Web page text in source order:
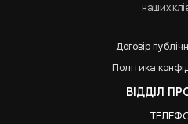
наших
Договір
Політика
ВІДДІЛ